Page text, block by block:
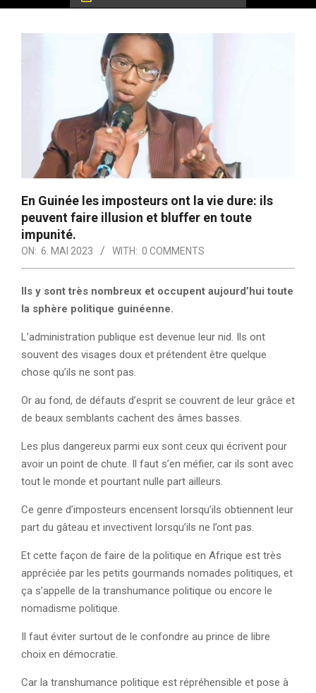
En Guinée les imposteurs ont la vie dure: ils
peuvent faire illusion et bluffer en toute
impunité.
ON: 6. MAI 2023 WITH: 0 COMMENTS
Ils y sont très nombreux et occupent aujourd’hui toute
la sphère politique guinéenne.
L’administration publique est devenue leur nid. Ils ont
souvent des visages doux et prétendent être quelque
chose qu’ils ne sont pas.
Or au fond, de défauts d’esprit se couvrent de leur grâce et
de beaux semblants cachent des âmes basses.
Les plus dangereux parmi eux sont ceux qui écrivent pour
avoir un point de chute. Il faut s’en méfier, car ils sont avec
tout le monde et pourtant nulle part ailleurs.
Ce genre d’imposteurs encensent lorsqu’ils obtiennent leur
part du gâteau et invectivent lorsqu’ils ne l’ont pas.
Et cette façon de faire de la politique en Afrique est très
appréciée par les petits gourmands nomades politiques, et
ça s’appelle de la transhumance politique ou encore le
nomadisme politique.
Il faut éviter surtout de le confondre au prince de libre
choix en démocratie.
Car la transhumance politique est répréhensible et pose à